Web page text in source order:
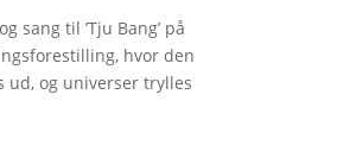
sang til ’Tju Bang’ på
hvor den
ud, og universer trylles